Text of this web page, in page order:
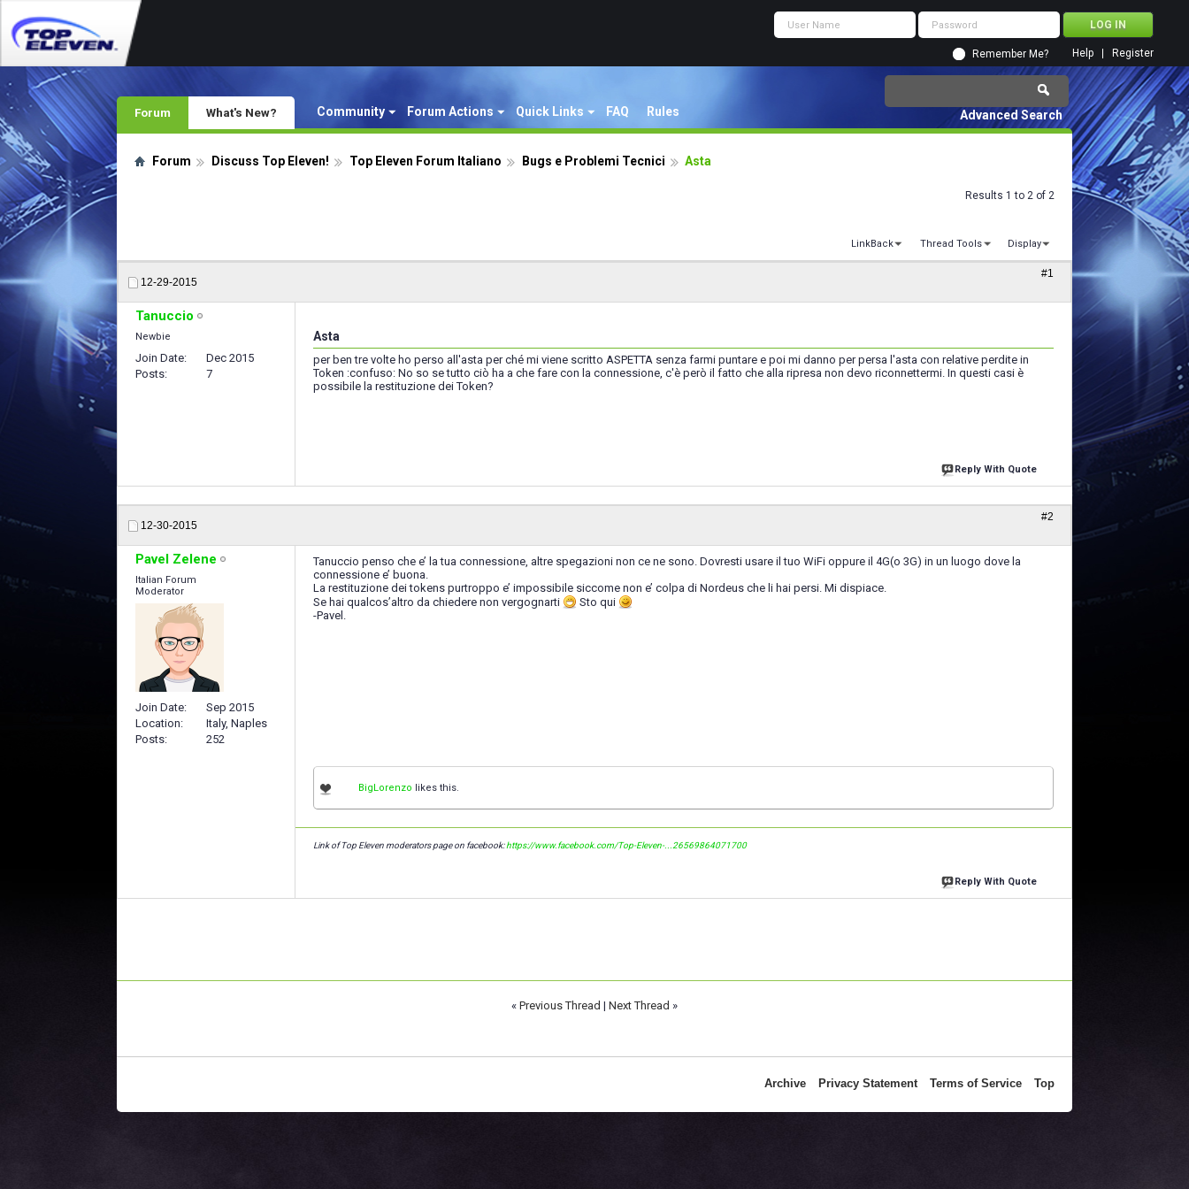
Remember Me? Register
Help
Forum Community Forum Actions Quick Links FAQ Rules
What's New? Advanced Search
Forum Discuss Top Eleven! Top Eleven Forum Italiano Bugs e Problemi Tecnici Asta
Results 1 to 2 of 2
LinkBack Thread Tools Display
12-29-2015
#1
Tanuccio
Newbie
Join Date
Dec 2015
Posts
7
Asta
per ben tre volte ho perso all'asta per ché mi viene scritto ASPETTA senza farmi puntare e poi mi danno per persa l'asta con relative perdite in
Token :confuso: No so se tutto ciò ha a che fare con la connessione, c'è però il fatto che alla ripresa non devo riconnettermi. In questi casi è
possibile la restituzione dei Token?
Reply With Quote
12-30-2015
#2
Pavel Zelene
Italian Forum
Moderator
Join Date
Sep 2015
Location
Italy, Naples
Posts
252
Tanuccio penso che e’ la tua connessione, altre spegazioni non ce ne sono. Dovresti usare il tuo WiFi oppure il 4G(o 3G) in un luogo dove la
connessione e’ buona.
La restituzione dei tokens purtroppo e’ impossibile siccome non e’ colpa di Nordeus che li hai persi. Mi dispiace.
Se hai qualcos’altro da chiedere non vergognarti
Sto qui
-Pavel.
BigLorenzo likes this.
Link of Top Eleven moderators page on facebook:https://www.facebook.com/Top-Eleven-...26569864071700
Reply With Quote
« Previous Thread | Next Thread »
Archive Privacy Statement Terms of Service Top